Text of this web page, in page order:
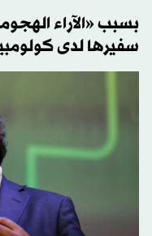
بسبب «الآراء
سفيرها لدى